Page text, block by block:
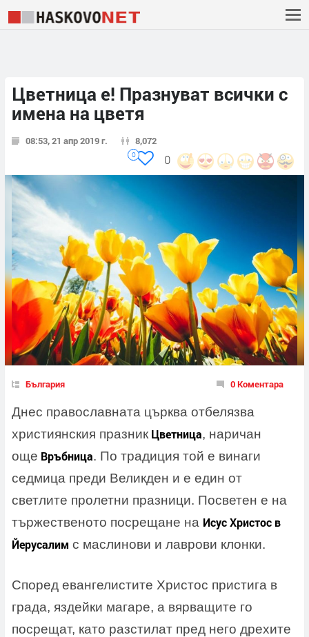
Цветница е! Празнуват всички с
имена на цветя
08:53, 21 апр 2019 г. 8,072
0
0
България 0 Коментара
Днес православната църква отбелязва
християнския празник Цветница, наричан
още Връбница. По традиция той е винаги
седмица преди Великден и е един от
светлите пролетни празници. Посветен е на
тържественото посрещане на Исус Христос в
Йерусалим с маслинови и лаврови клонки.
Според евангелистите Христос пристига в
града, яздейки магаре, а вярващите го
посрещат, като разстилат пред него дрехите